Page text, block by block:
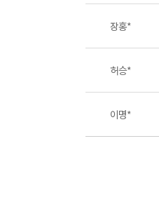
장홍*
허승*
이명*